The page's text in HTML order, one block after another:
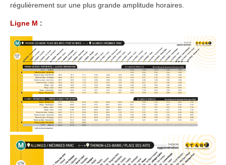
régulièrement sur une plus grande amplitude horaires.
Ligne M :